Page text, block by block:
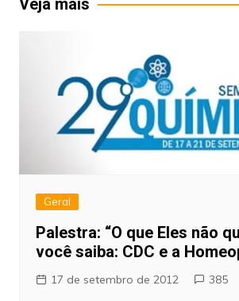
Geral
Palestra: “O que Eles não
você saiba: CDC e a
17 de setembro de 2012 385